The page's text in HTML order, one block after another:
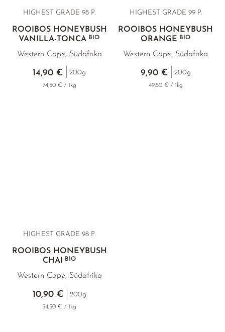
HIGHEST GRADE98 P.
ROOIBOS HONEYBUSH
VANILLA-TONCABIO
Western Cape, Südafrika
14,90 € 200g
74,50 € / 1kg
HIGHEST GRADE 99 P.
ROOIBOS HONEYBUSH
ORANGE BIO
Western Cape, Südafrika
9,90 € 200g
49,50 € / 1kg
HIGHEST GRADE98 P.
ROOIBOS HONEYBUSH
CHAI
BIO
Western Cape, Südafrika
10,90 € 200g
54,50 € / 1kg